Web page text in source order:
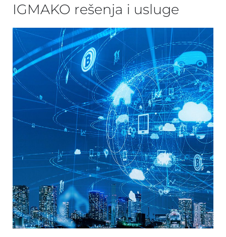
IGMAKO rešenja i usluge
IOT i Smart everything